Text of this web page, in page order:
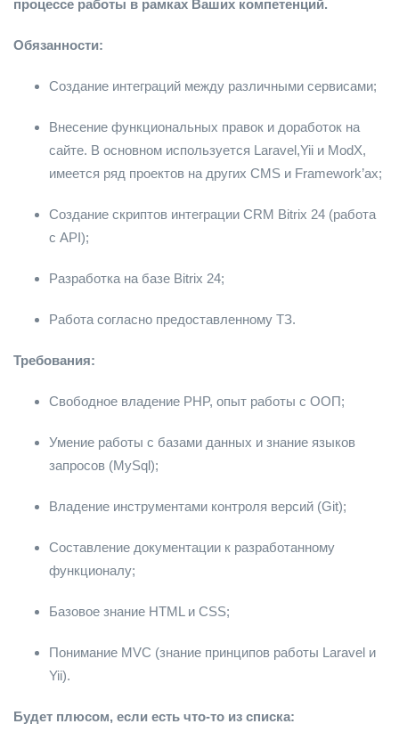
процессе работы в рамках Ваших компетенций.
Обязанности:
Создание интеграций между различными сервисами;
Внесение функциональных правок и доработок на
сайте. В основном используется Laravel,Yii и ModX,
имеется ряд проектов на других CMS и Framework’ах;
Создание скриптов интеграции СRM Bitrix 24 (работа
с API);
Разработка на базе Bitrix 24;
Работа согласно предоставленному ТЗ.
Требования:
Свободное владение PHP, опыт работы с ООП;
Умение работы с базами данных и знание языков
запросов (MySql);
Владение инструментами контроля версий (Git);
Составление документации к разработанному
функционалу;
Базовое знание HTML и CSS;
Понимание MVC (знание принципов работы Laravel и
Yii).
Будет плюсом, если есть что-то из списка: